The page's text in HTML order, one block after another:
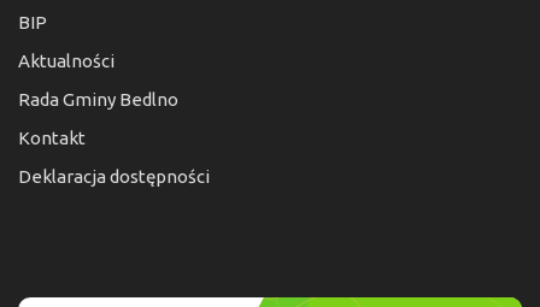
BIP
Aktualności
Rada Gminy Bedlno
Kontakt
Deklaracja dostępności